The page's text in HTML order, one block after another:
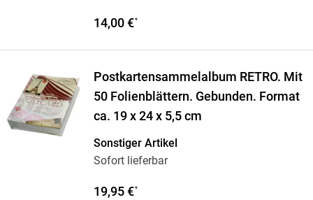
14,00 €*
Postkartensammelalbum RETRO. Mit
50 Folienblättern. Gebunden. Format
ca. 19 x 24 x 5,5 cm
Sonstiger Artikel
Sofort lieferbar
19,95 €*